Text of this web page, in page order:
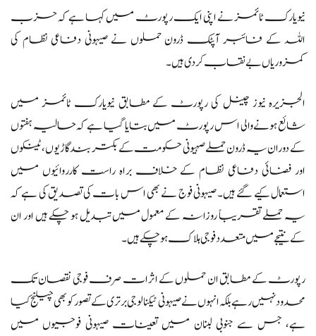
نیویارک ٹائمز نے اپنی ایک رپورٹ میں کہا ہے کہ حزب
اللہ کے فائبر آپٹک ڈرون حملوں نے صیہونی دفاعی نظام کی
کمزوریاں بے نقاب کر دی ہیں۔
الجزیرہ نیوز چینل کی رپورٹ کے مطابق نیویارک ٹائمز میں
شائع ہونے والی اس رپورٹ میں بتایا گیا ہے کہ حالیہ ہفتوں
کے دوران یہ ڈرون حملے صہیونی حکومت کے بکتر بند گاڑیوں، ٹینکوں
اور فضائی دفاعی نظام کے خلاف براہ راست کارروائیوں میں
استعمال کیے گئے ہیں۔ صیہونی فوج نے بھی اس بات کی تصدیق کی ہے کہ
یہ حملے تقریباً روزانہ کے معمول میں تبدیل ہو چکے ہیں اور ان
کے نتیجے میں متعدد فوجی ہلاک ہو چکے ہیں۔
رپورٹ کے مطابق ان حملوں کے اثرات صرف فوجی نقصان تک
محدود نہیں رہے بلکہ انہوں نے صیہونی ٹیکنالوجی برتری کے تصور کو بھی چیلنج کیا
ہے، جس سے جنوبی لبنان میں تعینات صیہونی فوجیوں میں